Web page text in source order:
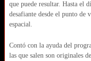
que puede resultar. Hasta el
desafiante desde el punto de
espacial.
Contó con la ayuda del
las que salen son originales